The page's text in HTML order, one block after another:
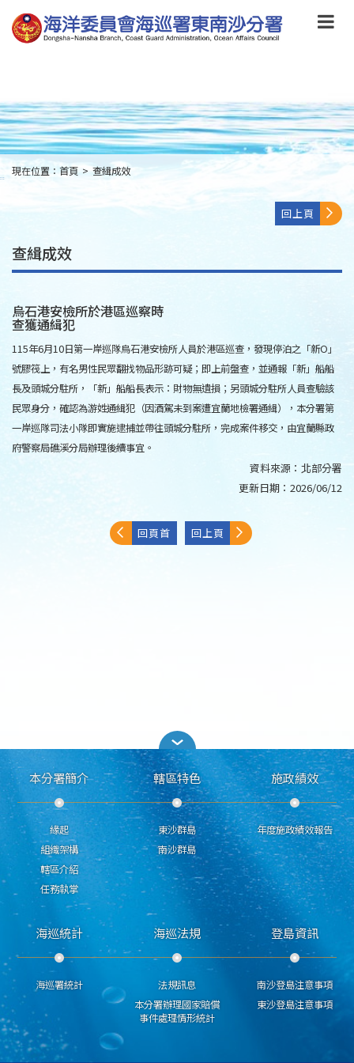
到
主
要
to
main
content
:::
現在位置： 首頁 > 查緝成效
回上頁
查緝成效
烏石港安檢所於港區巡察時
查獲通緝犯
115年6月10日第一岸巡隊烏石港安檢所人員於港區巡查，發現停泊之「新O」
號膠筏上，有名男性民眾翻找物品形跡可疑；即上前盤查，並通報「新」船船
長及頭城分駐所，「新」船船長表示：財物無遺損；另頭城分駐所人員查驗該
民眾身分，確認為游姓通緝犯（因酒駕未到案遭宜蘭地檢署通緝），本分署第
一岸巡隊司法小隊即實施逮捕並帶往頭城分駐所，完成案件移交，由宜蘭縣政
府警察局礁溪分局辦理後續事宜。
資料來源： 北部分署
更新日期： 2026/06/12
回頁首 回上頁
本分署簡介
緣起
組織架構
轄區介紹
任務執掌
轄區特色
東沙群島
南沙群島
施政績效
年度施政績效報告
海巡統計
海巡署統計
海巡法規
法規訊息
本分署辦理國家賠償
事件處理情形統計
登島資訊
南沙登島注意事項
東沙登島注意事項